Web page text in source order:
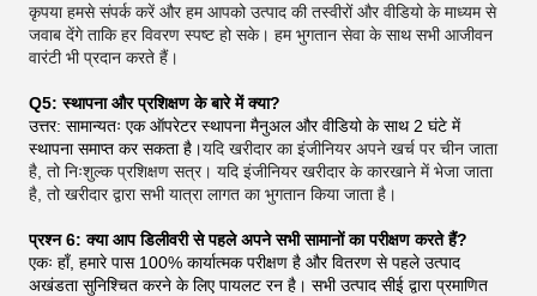
कृपया हमसे संपर्क करें और हम आपको उत्पाद की तस्वीरों और वीडियो के माध्यम से
जवाब देंगे ताकि हर विवरण स्पष्ट हो सके। हम भुगतान सेवा के साथ सभी आजीवन
वारंटी भी प्रदान करते हैं।
Q5: स्थापना और प्रशिक्षण के बारे में क्या?
उत्तर: सामान्यतः एक ऑपरेटर स्थापना मैनुअल और वीडियो के साथ 2 घंटे में
स्थापना समाप्त कर सकता है।यदि खरीदार का इंजीनियर अपने खर्च पर चीन जाता
है, तो निःशुल्क प्रशिक्षण सत्र। यदि इंजीनियर खरीदार के कारखाने में भेजा जाता
है, तो खरीदार द्वारा सभी यात्रा लागत का भुगतान किया जाता है।
प्रश्न 6: क्या आप डिलीवरी से पहले अपने सभी सामानों का परीक्षण करते हैं?
एकः हाँ, हमारे पास 100% कार्यात्मक परीक्षण है और वितरण से पहले उत्पाद
अखंडता सुनिश्चित करने के लिए पायलट रन है। सभी उत्पाद सीई द्वारा प्रमाणित